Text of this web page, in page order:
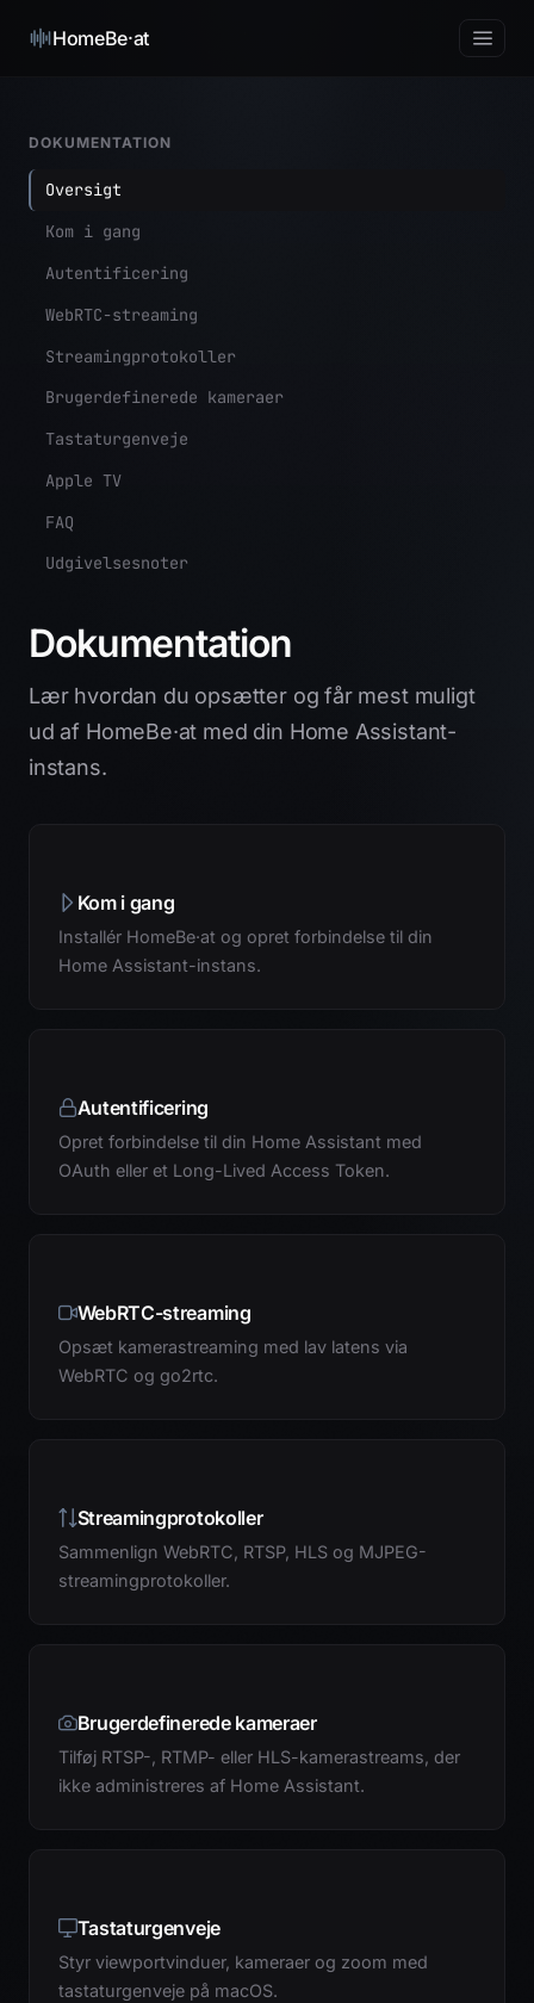
HomeBe·at
DOKUMENTATION
Oversigt
Kom i gang
Autentificering
WebRTC-streaming
Streamingprotokoller
Brugerdefinerede kameraer
Tastaturgenveje
Apple TV
FAQ
Udgivelsesnoter
Dokumentation
Lær hvordan du opsætter og får mest muligt
ud af HomeBe·at med din Home Assistant-
instans.
Kom i gang
Installér HomeBe·at og opret forbindelse til din
Home Assistant-instans.
Autentificering
Opret forbindelse til din Home Assistant med
OAuth eller et Long-Lived Access Token.
WebRTC-streaming
Opsæt kamerastreaming med lav latens via
WebRTC og go2rtc.
Streamingprotokoller
Sammenlign WebRTC, RTSP, HLS og MJPEG-
streamingprotokoller.
Brugerdefinerede kameraer
Tilføj RTSP-, RTMP- eller HLS-kamerastreams, der
ikke administreres af Home Assistant.
Tastaturgenveje
Styr viewportvinduer, kameraer og zoom med
tastaturgenveje på macOS.